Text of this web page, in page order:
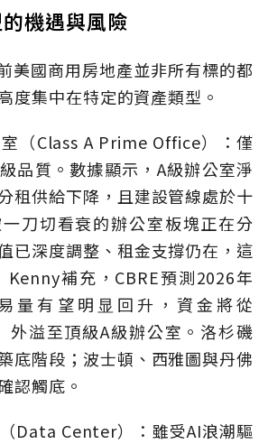
機遇與風險
美國商用房地產並非所有標的都
度集中在特定的資產類型。
（Class A Prime Office）：僅
品質。數據顯示，A級辦公室淨
租供給下降，且建設管線處於十
刀切看衰的辦公室板塊正在分
已深度調整、租金支撐仍在，這
補充，CBRE預測2026年
量有望明显回升，資金將從
外溢至頂級A級辦公室。洛杉磯
底階段；波士頓、西雅圖與丹佛
認觸底。
Data Center）：雖受AI浪潮驅